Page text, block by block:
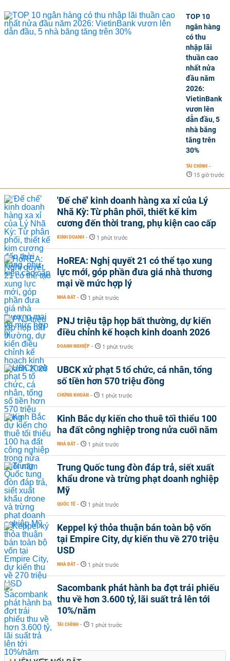
TOP 10
ngân hàng
có thu
nhập lãi
thuần cao
nhất nửa
đầu năm
2026:
VietinBank
vươn lên
dẫn đầu, 5
nhà băng
tăng trên
30%
TÀI CHÍNH -
15 giờ trước
'Đế chế’ kinh doanh hàng xa xỉ của Lý
Nhã Kỳ: Từ phân phối, thiết kế kim
cương đến thời trang, phụ kiện cao cấp
KINH DOANH - 1 phút trước
HoREA: Nghị quyết 21 có thể tạo xung
lực mới, góp phần đưa giá nhà thương
mại về mức hợp lý
NHÀ ĐẤT - 1 phút trước
PNJ triệu tập họp bất thường, dự kiến
điều chỉnh kế hoạch kinh doanh 2026
DOANH NGHIỆP - 1 phút trước
UBCK xử phạt 5 tổ chức, cá nhân, tổng
số tiền hơn 570 triệu đồng
CHỨNG KHOÁN - 1 phút trước
Kinh Bắc dự kiến cho thuê tối thiểu 100
ha đất công nghiệp trong nửa cuối năm
NHÀ ĐẤT - 1 phút trước
Trung Quốc tung đòn đáp trả, siết xuất
khẩu drone và trừng phạt doanh nghiệp
Mỹ
QUỐC TẾ - 1 phút trước
Keppel ký thỏa thuận bán toàn bộ vốn
tại Empire City, dự kiến thu về 270 triệu
USD
NHÀ ĐẤT - 1 phút trước
Sacombank phát hành ba đợt trái phiếu
thu về hơn 3.600 tỷ, lãi suất trả lên tới
10%/năm
TÀI CHÍNH - 1 phút trước